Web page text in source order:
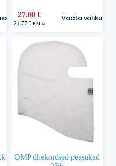
27.00 €
21.77 € KM-ta
Vaata valikuid
Sellel
tootel
varianti.
Valikuid
OMP ühekordsed peasukad